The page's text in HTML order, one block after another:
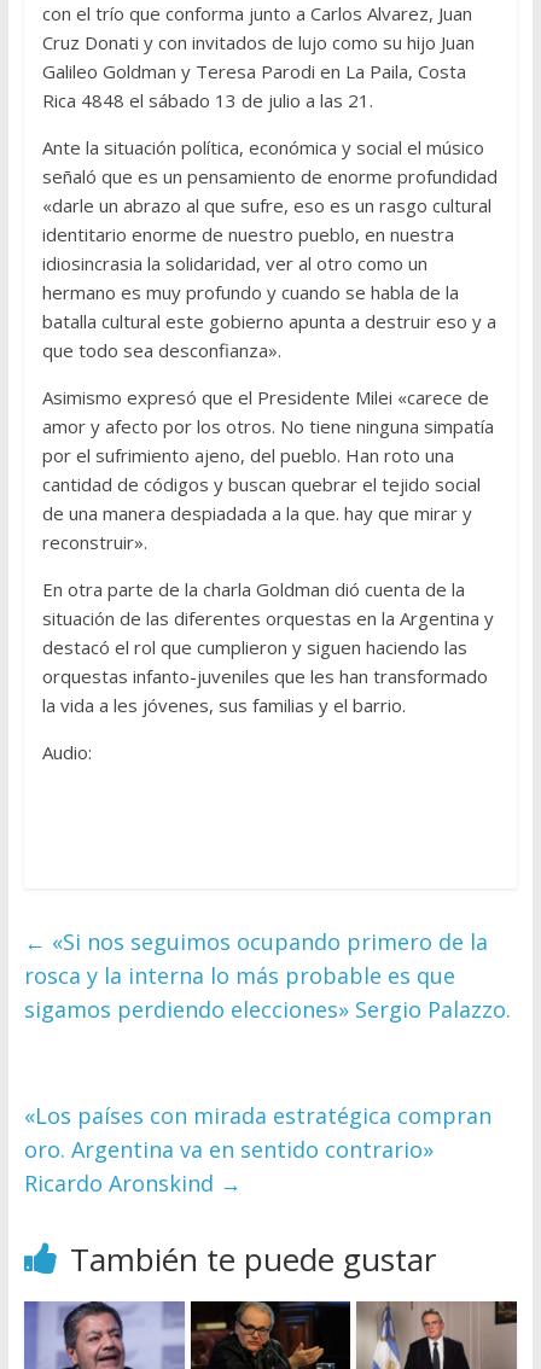
con el trío que conforma junto a Carlos Alvarez, Juan
Cruz Donati y con invitados de lujo como su hijo Juan
Galileo Goldman y Teresa Parodi en La Paila, Costa
Rica 4848 el sábado 13 de julio a las 21.
Ante la situación política, económica y social el músico
señaló que es un pensamiento de enorme profundidad
«darle un abrazo al que sufre, eso es un rasgo cultural
identitario enorme de nuestro pueblo, en nuestra
idiosincrasia la solidaridad, ver al otro como un
hermano es muy profundo y cuando se habla de la
batalla cultural este gobierno apunta a destruir eso y a
que todo sea desconfianza».
Asimismo expresó que el Presidente Milei «carece de
amor y afecto por los otros. No tiene ninguna simpatía
por el sufrimiento ajeno, del pueblo. Han roto una
cantidad de códigos y buscan quebrar el tejido social
de una manera despiadada a la que. hay que mirar y
reconstruir».
En otra parte de la charla Goldman dió cuenta de la
situación de las diferentes orquestas en la Argentina y
destacó el rol que cumplieron y siguen haciendo las
orquestas infanto-juveniles que les han transformado
la vida a les jóvenes, sus familias y el barrio.
Audio:
← «Si nos seguimos ocupando primero de la
rosca y la interna lo más probable es que
sigamos perdiendo elecciones» Sergio Palazzo.
«Los países con mirada estratégica compran
oro. Argentina va en sentido contrario»
Ricardo Aronskind →
También te puede gustar